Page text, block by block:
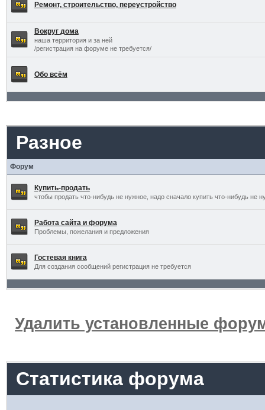
Ремонт, строительство, переустройство
Вокруг дома
наша территория и за ней
/регистрация на форуме не требуется/
Обо всём
Разное
Форум
Купить-продать
чтобы продать что-нибудь не нужное, надо сначало купить что-нибудь не
Работа сайта и форума
Проблемы, пожелания и предложения
Гостевая книга
Для создания сообщений регистрация не требуется
Удалить установленные
Статистика форума